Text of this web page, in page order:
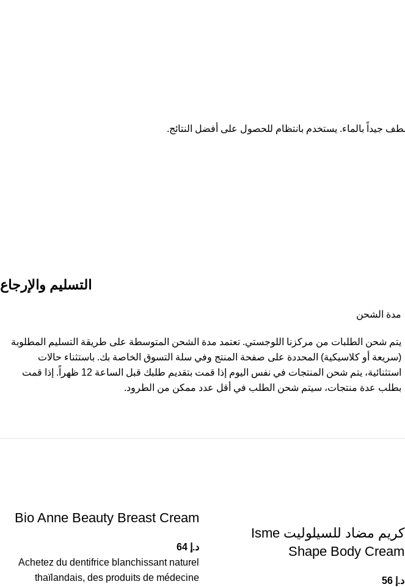
التسليم والإرجاع
مدة الشحن
يتم شحن الطلبات من مركزنا اللوجستي. تعتمد مدة الشحن المتوسطة على طريقة التسليم المطلوبة
(سريعة أو كلاسيكية) المحددة على صفحة المنتج وفي سلة التسوق الخاصة بك. باستثناء حالات
استثنائية، يتم شحن المنتجات في نفس اليوم إذا قمت بتقديم طلبك قبل الساعة 12 ظهراً. إذا قمت
بطلب عدة منتجات، سيتم شحن الطلب في أقل عدد ممكن من الطرود.
كريم مضاد للسيلوليت Isme
Shape Body Cream
د.إ
Bio Anne Beauty Breast Cream
د.إ
Achetez du dentifrice blanchissant naturel
thaïlandais, des produits de médecine